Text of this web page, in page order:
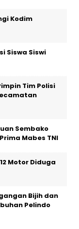
Kodim
Siswa Siswi
Tim Polisi
Sembako
Mabes TNI
Motor Diduga
Bijih dan
Pelindo